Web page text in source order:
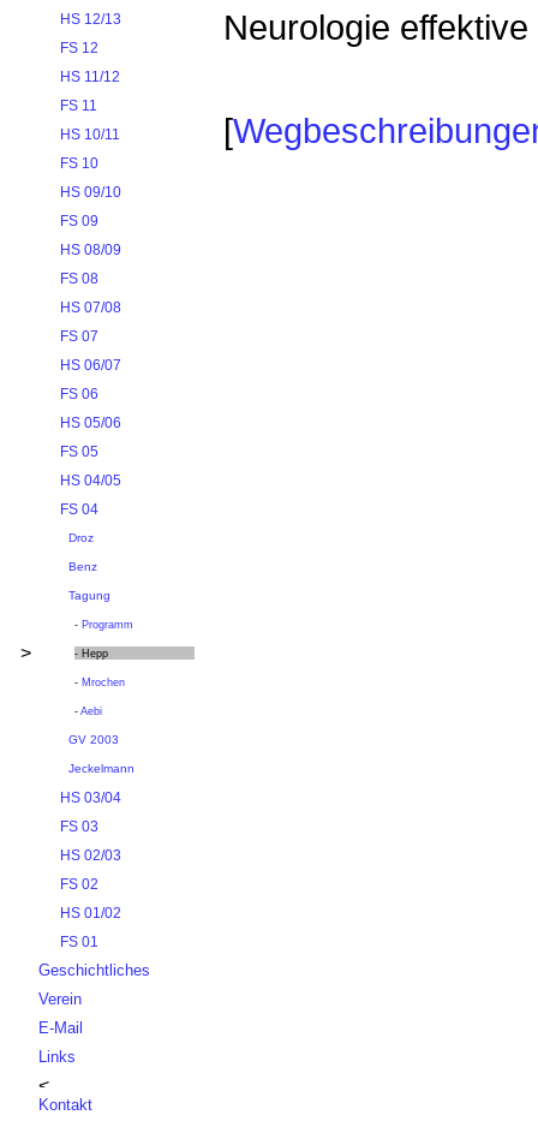
HS 12/13
FS 12
HS 11/12
FS 11
HS 10/11
FS 10
HS 09/10
FS 09
HS 08/09
FS 08
HS 07/08
FS 07
HS 06/07
FS 06
HS 05/06
FS 05
HS 04/05
FS 04
Droz
Benz
Tagung
-Programm
> - Hepp
-Mrochen
-Aebi
GV 2003
Jeckelmann
HS 03/04
FS 03
HS 02/03
FS 02
HS 01/02
FS 01
Geschichtliches
Verein
E-Mail
Links
Kontakt
Neurologie
[